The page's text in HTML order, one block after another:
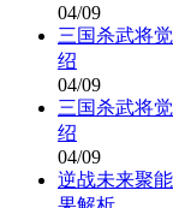
04/09
三国杀武将
绍
04/09
三国杀武将
绍
04/09
逆战未来聚